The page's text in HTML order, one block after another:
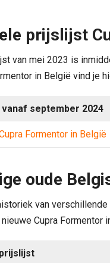
prijslijst
van mei 2023 is
in België vind je
september 2024
Formentor in België
oude
van
Cupra Formentor